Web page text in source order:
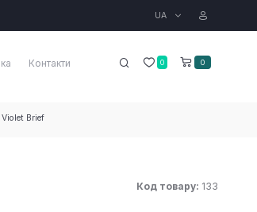
UA
0 0
Контакти
Brief
Код товару: 133